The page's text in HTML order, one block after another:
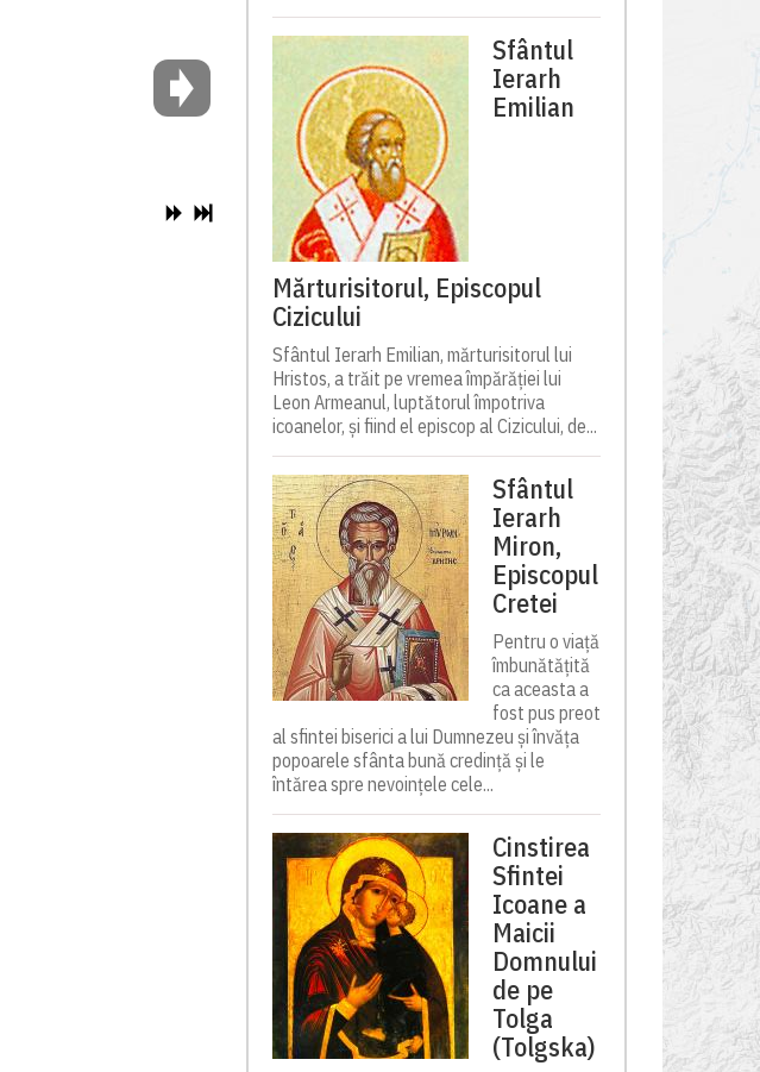
Sfântul
Ierarh
Emilian
Mărturisitorul, Episcopul
Cizicului
Sfântul Ierarh Emilian, mărturisitorul lui
Hristos, a trăit pe vremea împărăției lui
Leon Armeanul, luptătorul împotriva
icoanelor, și fiind el episcop al Cizicului, de...
Sfântul
Ierarh
Miron,
Episcopul
Cretei
Pentru o viață
îmbunătățită
ca aceasta a
fost pus preot
al sfintei biserici a lui Dumnezeu și învăța
popoarele sfânta bună credință și le
întărea spre nevoințele cele...
Cinstirea
Sfintei
Icoane a
Maicii
Domnului
de pe
Tolga
(Tolgska)